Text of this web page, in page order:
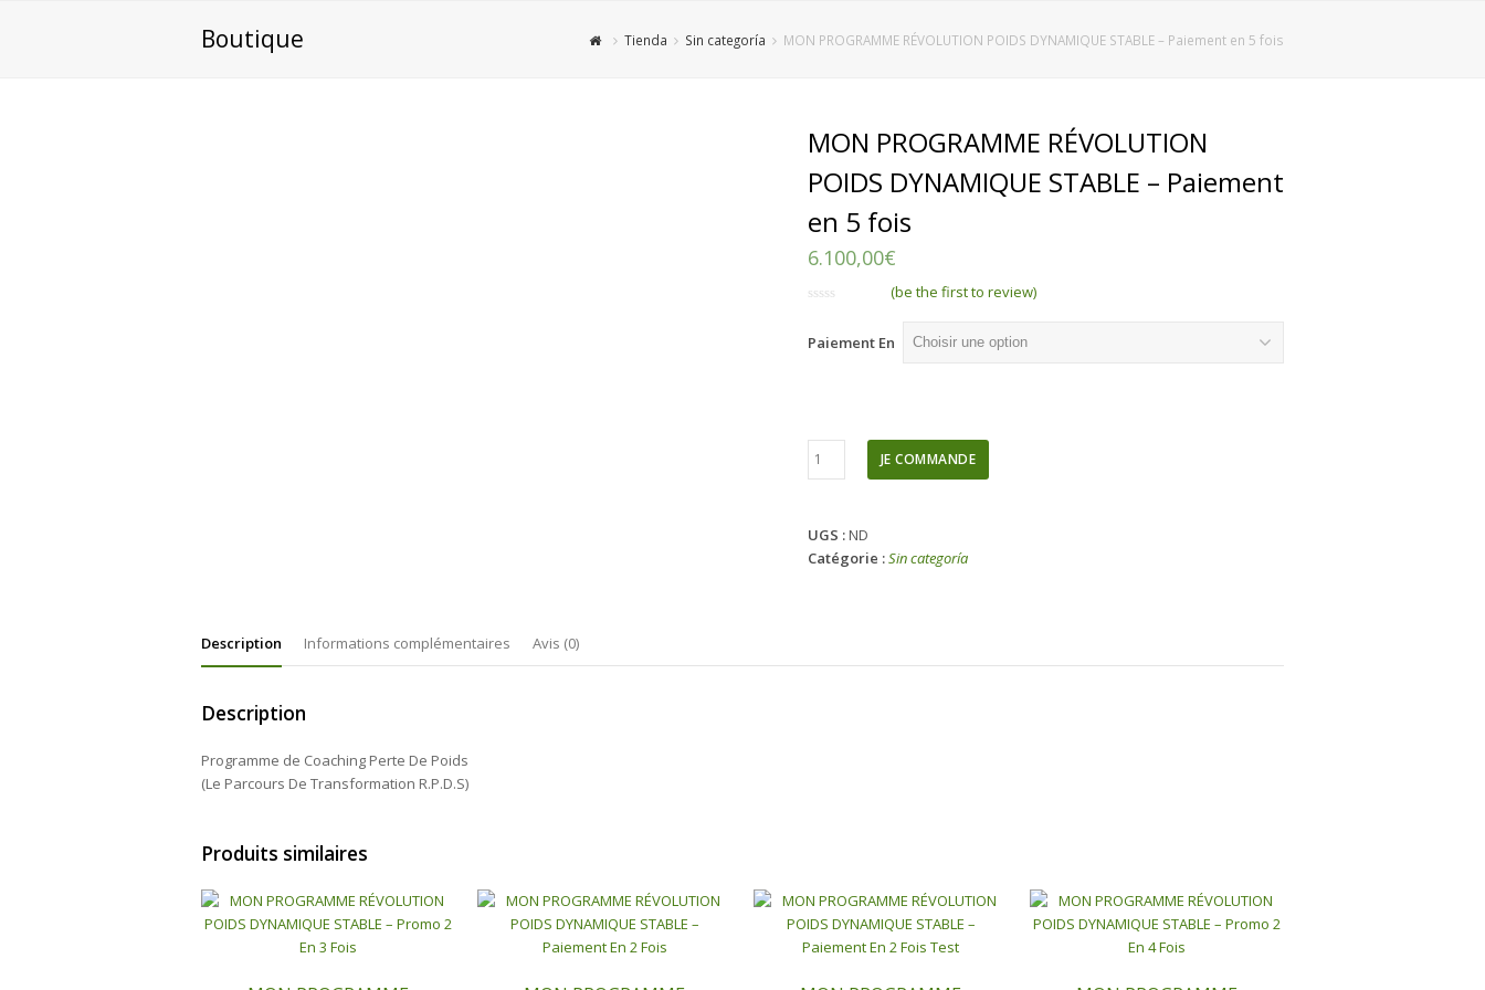
Boutique Tienda Sin categoría MON PROGRAMME RÉVOLUTION POIDS DYNAMIQUE STABLE – Paiement en 5 fois
MON PROGRAMME RÉVOLUTION
POIDS DYNAMIQUE STABLE – Paiement
en 5 fois
6.100,00€
sur
(be the first to review)
Paiement En
quantité
RÉVOLUTION
POIDS
JE COMMANDE
UGS :ND
Catégorie :Sin categoría
Description Informations complémentaires Avis (0)
Description
Programme de Coaching Perte De Poids
(Le Parcours De Transformation R.P.D.S)
Produits similaires